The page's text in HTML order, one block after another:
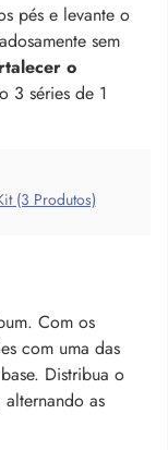
pés e levante o
sem
o
3 séries de 1
(3 Produtos)
Com os
com uma das
Distribua o
as